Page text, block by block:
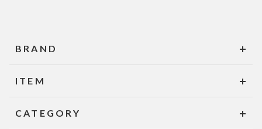
BRAND
ITEM
CATEGORY